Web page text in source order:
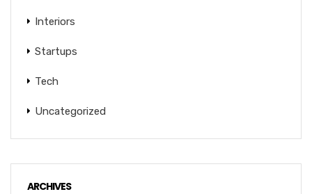
Interiors
Startups
Tech
Uncategorized
ARCHIVES